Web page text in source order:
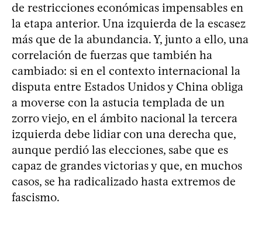
de restricciones económicas impensables en
la etapa anterior. Una izquierda de la escasez
más que de la abundancia. Y, junto a ello, una
correlación de fuerzas que también ha
cambiado: si en el contexto internacional la
disputa entre Estados Unidos y China obliga
a moverse con la astucia templada de un
zorro viejo, en el ámbito nacional la tercera
izquierda debe lidiar con una derecha que,
aunque perdió las elecciones, sabe que es
capaz de grandes victorias y que, en muchos
casos, se ha radicalizado hasta extremos de
fascismo.